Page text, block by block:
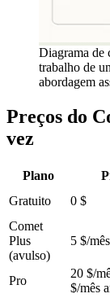
Diagrama de
trabalho de
abordagem
Preços do
vez
Plano
Gratuito
0 $
Comet
Plus
(avulso)
5 $/mês
Pro
20 $/
$/mês